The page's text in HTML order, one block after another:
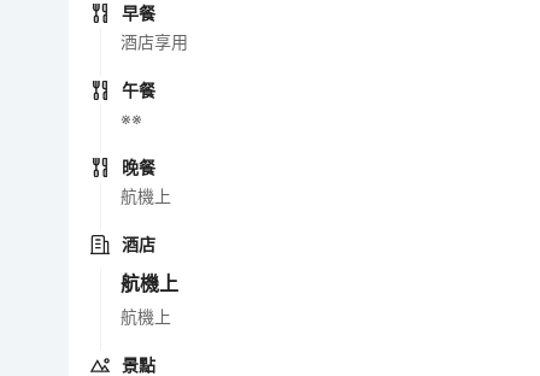
早餐
酒店享用
午餐
※※
晚餐
航機上
酒店
航機上
航機上
景點